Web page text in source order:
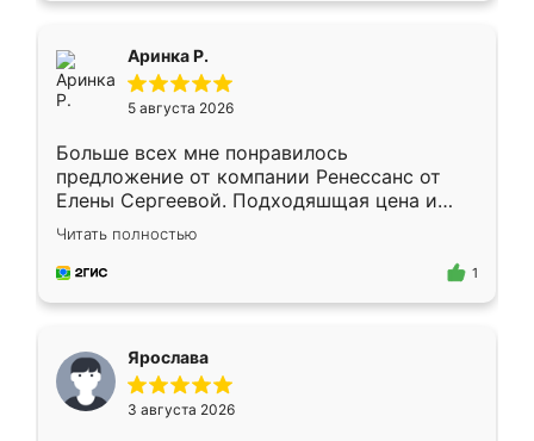
Аринка Р.
5 августа 2026
Больше всех мне понравилось
предложение от компании Ренессанс от
Елены Сергеевой. Подходяшщая цена и
короткие сроки изготовления. Приехавший
для замера сотрудник Владислав
предложил по моему эскизу самый
Читать полностью
1
Ярослава
3 августа 2026